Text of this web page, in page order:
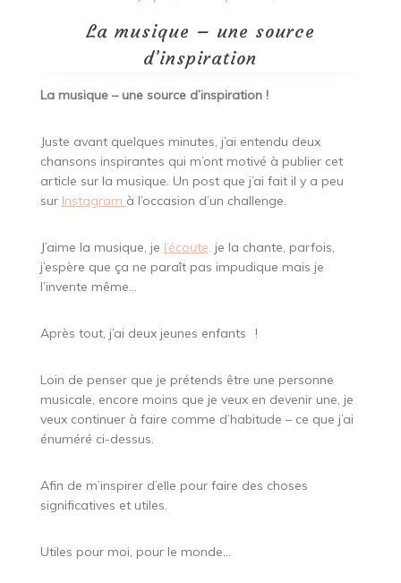
La musique – une source
d’inspiration
La musique – une source d’inspiration !
Juste avant quelques minutes, j’ai entendu deux
chansons inspirantes qui m’ont motivé à publier cet
article sur la musique. Un post que j’ai fait il y a peu
sur Instagram à l’occasion d’un challenge.
J’aime la musique, je l’écoute, je la chante, parfois,
j’espère que ça ne paraît pas impudique mais je
l’invente même…
Après tout, j’ai deux jeunes enfants !
Loin de penser que je prétends être une personne
musicale, encore moins que je veux en devenir une, je
veux continuer à faire comme d’habitude – ce que j’ai
énuméré ci-dessus.
Afin de m’inspirer d’elle pour faire des choses
significatives et utiles.
Utiles pour moi, pour le monde…